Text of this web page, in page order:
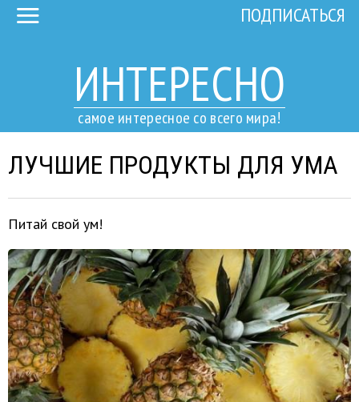
ИНТЕРЕСНО
самое интересное со всего мира!
ПОДПИСАТЬСЯ
ЛУЧШИЕ ПРОДУКТЫ ДЛЯ УМА
Питай свой ум!